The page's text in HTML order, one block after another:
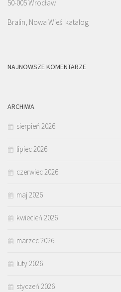
50-005 Wrocław
Bralin, Nowa Wieś: katalog
NAJNOWSZE KOMENTARZE
ARCHIWA
sierpień 2026
lipiec 2026
czerwiec 2026
maj 2026
kwiecień 2026
marzec 2026
luty 2026
styczeń 2026